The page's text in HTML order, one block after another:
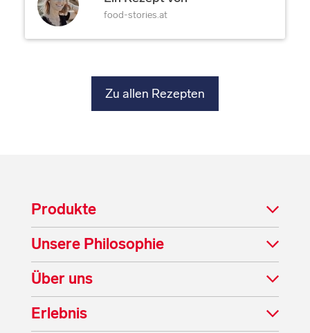
food-stories.at
Zu allen Rezepten
Produkte
Unsere Philosophie
Über uns
Erlebnis